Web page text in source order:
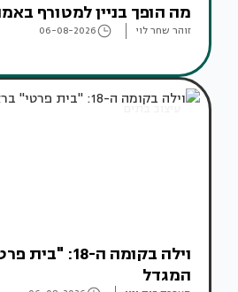
מה הופך בניין למטורף
זוהר שחר לוי 06-08-2026
עיצוב בתים
וילה בקומה ה-
המגדל